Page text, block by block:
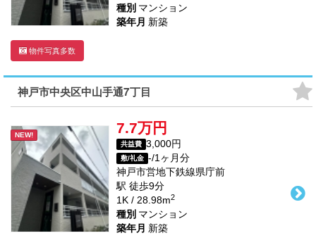
物件写真多数
種別 マンション
築年月 新築
神戸市中央区中山手通7丁目
NEW! 7.7万円
共益費 3,000円
敷/礼金 -/1ヶ月分
神戸市営地下鉄線県庁前
駅 徒歩9分
1K / 28.98m2
種別 マンション
築年月 新築